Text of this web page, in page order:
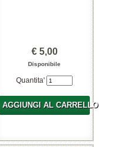
€ 5,00
Disponibile
Quantita'
AGGIUNGI AL CARRELLO